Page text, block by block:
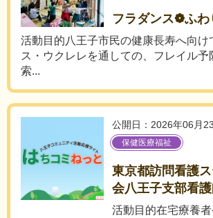
フラダンス❁ふわ
活動目的八王子市民の健康長寿へ向け
ス・ウクレレを通しての、フレイル予
索...
公開日：2026年06月
保健医療福祉
東京都訪問看護
会八王子支部看
活動目的在宅療養